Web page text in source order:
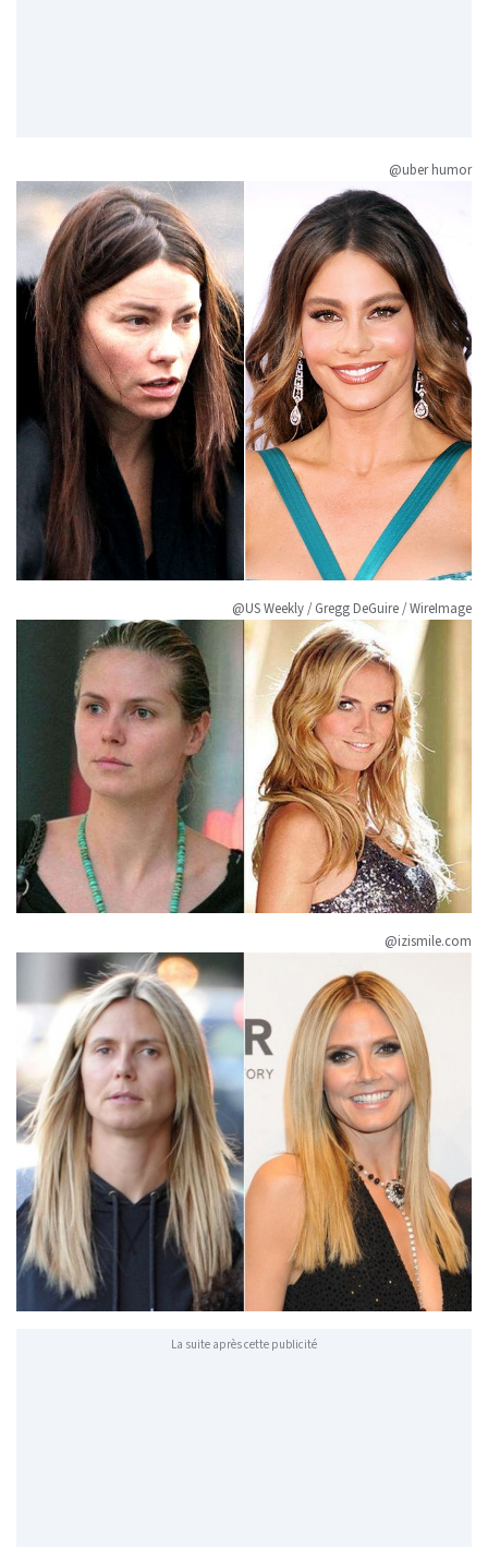
@uber humor
@US Weekly / Gregg DeGuire / WireImage
@izismile.com
La suite après cette publicité